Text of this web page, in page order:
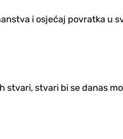
i osjećaj povratka u
stvari, stvari bi se danas